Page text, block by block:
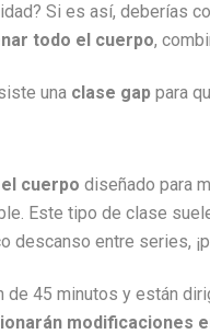
Si es así, deberías
todo el cuerpo,
una clase gap para
cuerpo diseñado para
Este tipo de clase
descanso entre series,
de 45 minutos y están
modificaciones